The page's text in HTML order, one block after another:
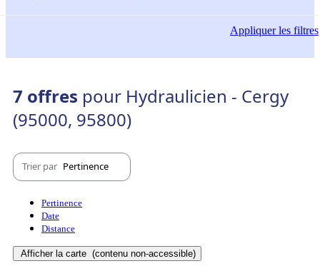
Appliquerles filtres
7 offres pour Hydraulicien - Cergy
(95000, 95800)
Trier par Pertinence
Pertinence
Date
Distance
Afficher la carte (contenu non-accessible)